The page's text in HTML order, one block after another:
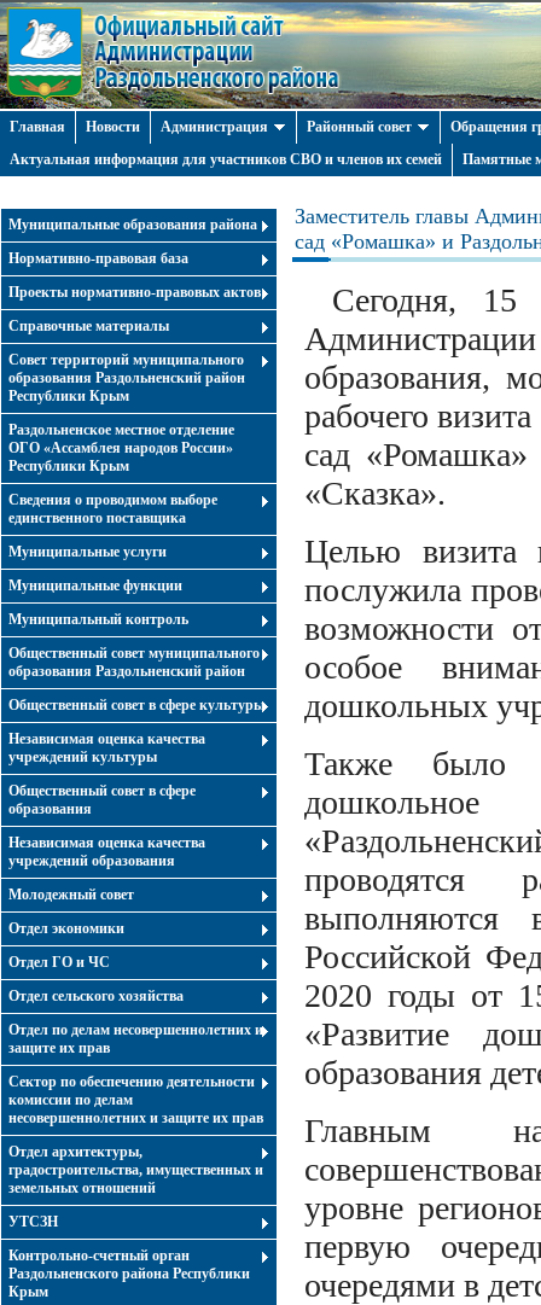
Главная Новости Администрация Районный совет
Обращения
Актуальная информация для участников СВО и членов их семей
Памятные
Муниципальные образования района
Нормативно-правовая база
Проекты нормативно-правовых актов
Справочные материалы
Совет территорий муниципального
образования Раздольненский район
Республики Крым
Раздольненское местное отделение
ОГО «Ассамблея народов России»
Республики Крым
Cведения о проводимом выборе
единственного поставщика
Муниципальные услуги
Муниципальные функции
Муниципальный контроль
Общественный совет муниципального
образования Раздольненский район
Общественный совет в сфере культуры
Независимая оценка качества
учреждений культуры
Общественный совет в сфере
образования
Независимая оценка качества
учреждений образования
Молодежный совет
Отдел экономики
Отдел ГО и ЧС
Отдел сельского хозяйства
Отдел по делам несовершеннолетних и
защите их прав
Сектор по обеспечению деятельности
комиссии по делам
несовершеннолетних и защите их прав
Отдел архитектуры,
градостроительства, имущественных и
земельных отношений
УТСЗН
Контрольно-счетный орган
Раздольненского района Республики
Крым
Заместитель главы
сад «Ромашка» и
Сегодня, 15
образования,
рабочего
сад
«Сказка».
Целью визита
послужила
возможности
особое
дошкольных
Также было
проводятся
выполняются
Российской
2020 годы от
«Развитие
образования
Главным
уровне
первую
очередями в